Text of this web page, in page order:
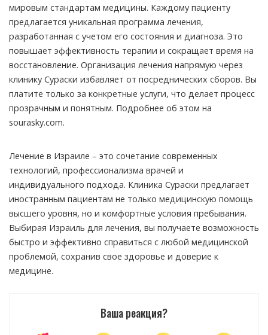
мировым стандартам медицины. Каждому пациенту
предлагается уникальная программа лечения,
разработанная с учетом его состояния и диагноза. Это
повышает эффективность терапии и сокращает время на
восстановление. Организация лечения напрямую через
клинику Сураски избавляет от посреднических сборов. Вы
платите только за конкретные услуги, что делает процесс
прозрачным и понятным. Подробнее об этом на
sourasky.com.
Лечение в Израиле – это сочетание современных
технологий, профессионализма врачей и
индивидуального подхода. Клиника Сураски предлагает
иностранным пациентам не только медицинскую помощь
высшего уровня, но и комфортные условия пребывания.
Выбирая Израиль для лечения, вы получаете возможность
быстро и эффективно справиться с любой медицинской
проблемой, сохранив свое здоровье и доверие к
медицине.
Ваша реакция?